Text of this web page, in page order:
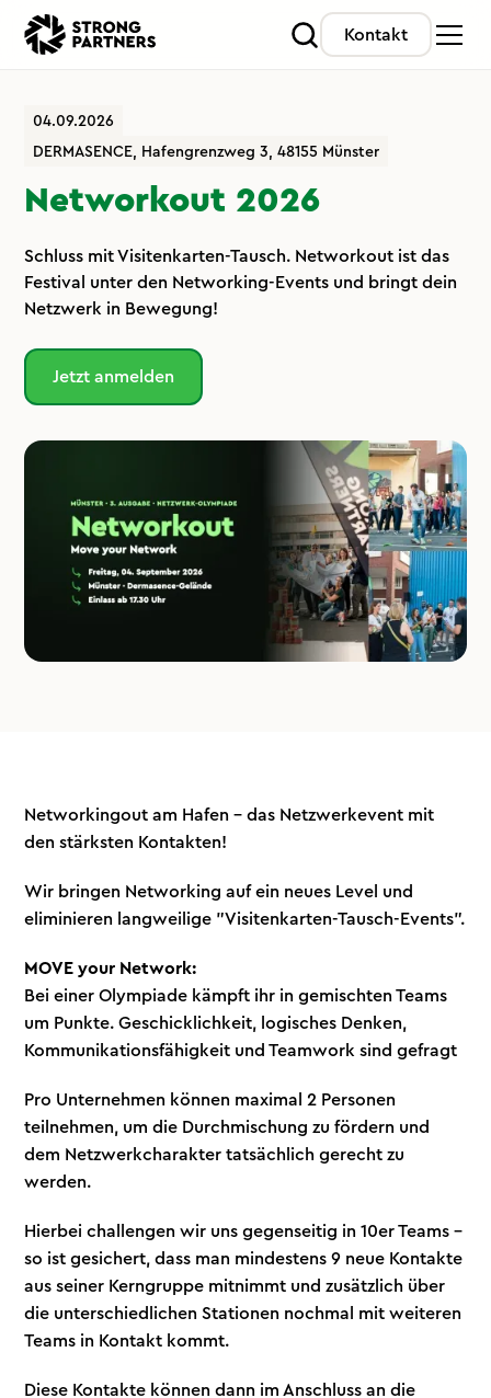
Kontakt
04.09.2026
DERMASENCE, Hafengrenzweg 3, 48155 Münster
Networkout 2026
Schluss mit Visitenkarten-Tausch. Networkout ist das
Festival unter den Networking-Events und bringt dein
Netzwerk in Bewegung!
Jetzt anmelden
Networkingout am Hafen - das Netzwerkevent mit
den stärksten Kontakten!
Wir bringen Networking auf ein neues Level und
eliminieren langweilige "Visitenkarten-Tausch-Events".
MOVE your Network:
Bei einer Olympiade kämpft ihr in gemischten Teams
um Punkte. Geschicklichkeit, logisches Denken,
Kommunikationsfähigkeit und Teamwork sind gefragt
Pro Unternehmen können maximal 2 Personen
teilnehmen, um die Durchmischung zu fördern und
dem Netzwerkcharakter tatsächlich gerecht zu
werden.
Hierbei challengen wir uns gegenseitig in 10er Teams -
so ist gesichert, dass man mindestens 9 neue Kontakte
aus seiner Kerngruppe mitnimmt und zusätzlich über
die unterschiedlichen Stationen nochmal mit weiteren
Teams in Kontakt kommt.
Diese Kontakte können dann im Anschluss an die